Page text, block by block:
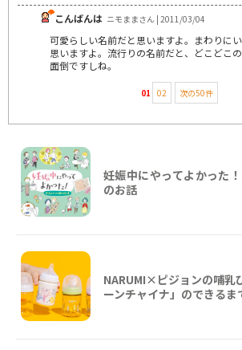
こんばんは ニモままさん | 2011/03/04
可愛らしい名前だと思いますよ。まわりに
思いますよ。流行りの名前だと、どこどこ
面倒ですしね。
01 02 次の50件
妊娠中にやってよかった
のお話
NARUMI×ピジョンの哺乳
ーンチャイナ」のできるま